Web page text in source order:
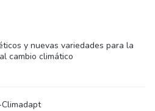
y nuevas variedades para la
cambio climático